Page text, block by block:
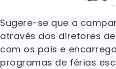
Sugere-se que a
através dos diretores
com os pais e
programas de férias